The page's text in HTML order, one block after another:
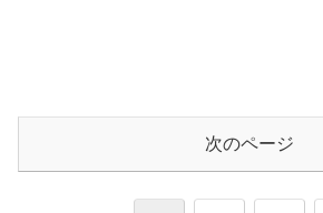
次のページ